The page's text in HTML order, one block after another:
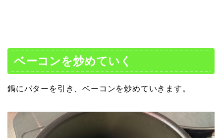
ベーコンを炒めていく
鍋にバターを引き、ベーコンを炒めていきます。